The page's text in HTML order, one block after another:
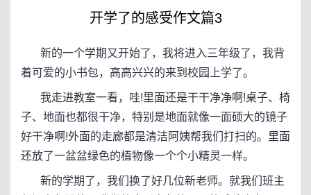
开学了的感受作文篇3
新的一个学期又开始了，我将进入三年级了，我背
着可爱的小书包，高高兴兴的来到校园上学了。
我走进教室一看，哇!里面还是干干净净啊!桌子、椅
子、地面也都很干净，特别是地面就像一面硕大的镜子
好干净啊!外面的走廊都是清洁阿姨帮我们打扫的。里面
还放了一盆盆绿色的植物像一个个小精灵一样。
新的学期了，我们换了好几位新老师。就我们班主